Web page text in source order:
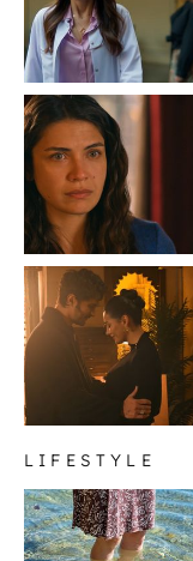
LIFESTYLE